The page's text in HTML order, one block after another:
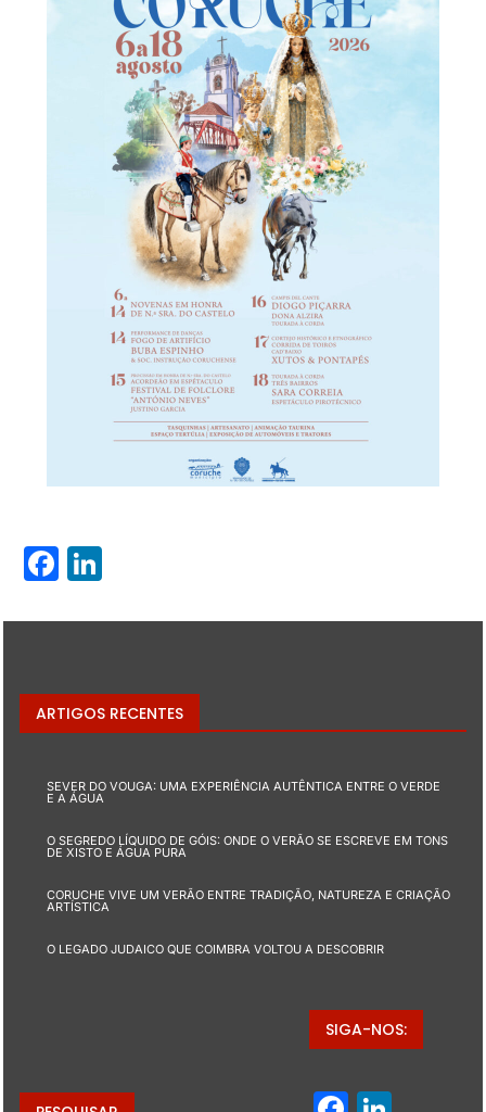
Facebook
ARTIGOS RECENTES
SEVER DO VOUGA: UMA EXPERIÊNCIA AUTÊNTICA ENTRE O VERDE
E A ÁGUA
O SEGREDO LÍQUIDO DE GÓIS: ONDE O VERÃO SE ESCREVE EM TONS
DE XISTO E ÁGUA PURA
CORUCHE VIVE UM VERÃO ENTRE TRADIÇÃO, NATUREZA E CRIAÇÃO
ARTÍSTICA
O LEGADO JUDAICO QUE COIMBRA VOLTOU A DESCOBRIR
SIGA-NOS: